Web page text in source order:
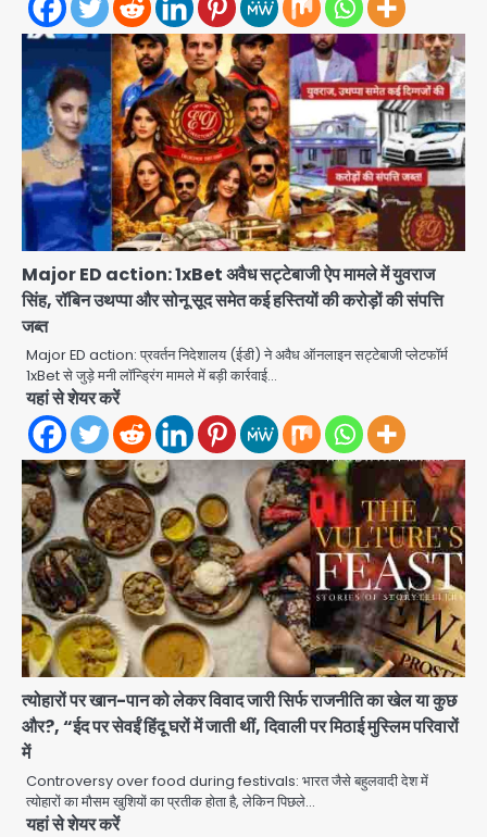
Major ED action: 1xBet अवैध सट्टेबाजी ऐप मामले में युवराज
सिंह, रॉबिन उथप्पा और सोनू सूद समेत कई हस्तियों की करोड़ों की संपत्ति
जब्त
Major ED action: प्रवर्तन निदेशालय (ईडी) ने अवैध ऑनलाइन सट्टेबाजी प्लेटफॉर्म
1xBet से जुड़े मनी लॉन्ड्रिंग मामले में बड़ी कार्रवाई…
यहां से शेयर करें
त्योहारों पर खान-पान को लेकर विवाद जारी सिर्फ राजनीति का खेल या कुछ
और?, “ईद पर सेवईं हिंदू घरों में जाती थीं, दिवाली पर मिठाई मुस्लिम परिवारों
में
Controversy over food during festivals: भारत जैसे बहुलवादी देश में
त्योहारों का मौसम खुशियों का प्रतीक होता है, लेकिन पिछले…
यहां से शेयर करें
2
अब पहला स्थान हासिल करना लक्ष्य: डीएम
Team JHJ
3
28 साल बाद कानून के शिकंजे में आया हत्या का
फरार आरोपी
Team JHJ
डबल मर्डर का मुख्य साजिशकर्ता क्राइम ब्रांच
के हत्थे
Team JHJ